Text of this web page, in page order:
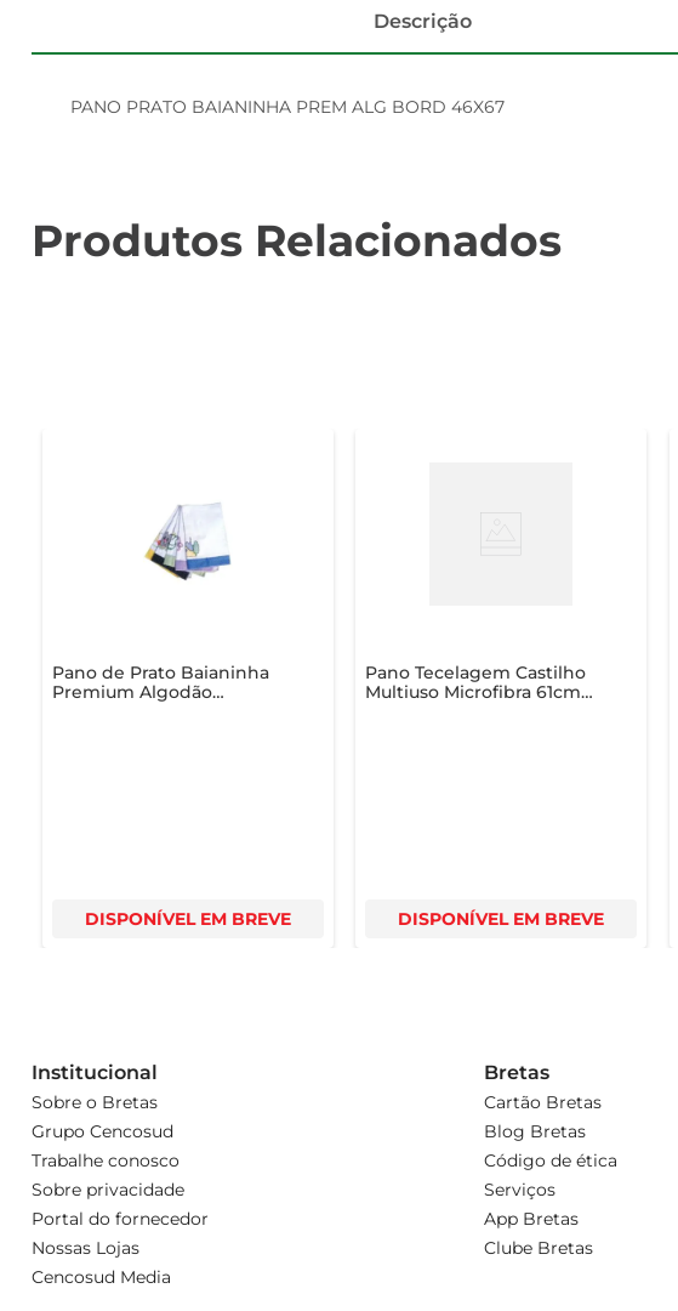
Descrição
PANO PRATO BAIANINHA PREM ALG BORD 46X67
Produtos Relacionados
Pano de Prato Baianinha
Premium Algodão
DISPONÍVEL EM BREVE
Pano Tecelagem Castilho
Multiuso Microfibra 61cm x
DISPONÍVEL EM BREVE
Institucional
Sobre o Bretas
Grupo Cencosud
Trabalhe conosco
Sobre privacidade
Portal do fornecedor
Nossas Lojas
Cencosud Media
Bretas
Cartão Bretas
Blog Bretas
Código de ética
Serviços
App Bretas
Clube Bretas